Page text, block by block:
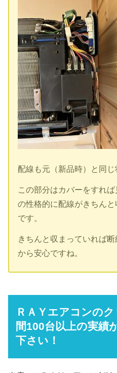
配線も元（新品時）と同じ
この部分はカバーをすれ
の性格的に配線がきちん
です。
きちんと収まっていれば
から安心ですね。
ＲＡＹエアコンの
間100台以上の実績
下さい！